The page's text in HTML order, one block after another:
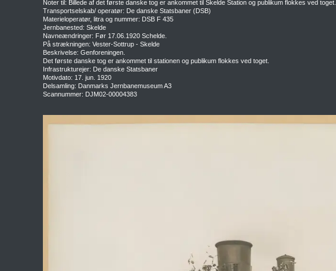
Noter til: Billede af det første danske tog er ankommet til Skelde Station og publikum flokkes ved toget.
Transportselskab/ operatør: De danske Statsbaner (DSB)
Materieloperatør, litra og nummer: DSB F 435
Jernbanested: Skelde
Navneændringer: Før 17.06.1920 Schelde.
På strækningen: Vester-Sottrup - Skelde
Beskrivelse: Genforeningen.
Det første danske tog er ankommet til stationen og publikum flokkes ved toget.
Infrastrukturejer: De danske Statsbaner
Motivdato: 17. jun. 1920
Delsamling: Danmarks Jernbanemuseum A3
Scannummer: DJM02-00004383